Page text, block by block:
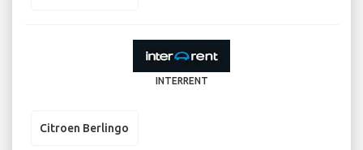
INTERRENT
Citroen Berlingo